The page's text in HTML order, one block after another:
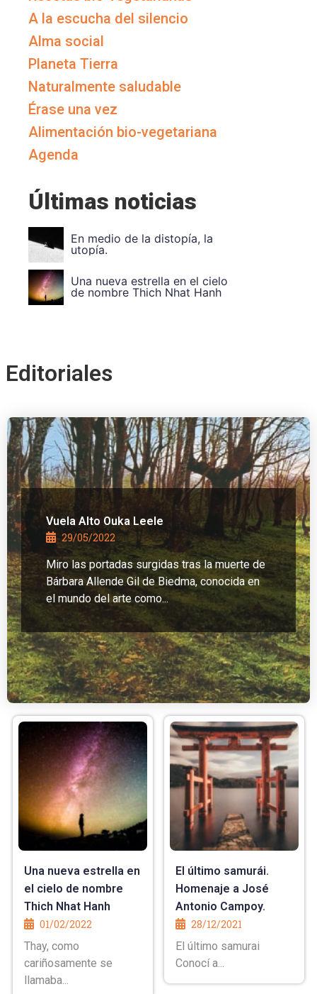
A la escucha del silencio
Alma social
Planeta Tierra
Naturalmente saludable
Érase una vez
Alimentación bio-vegetariana
Agenda
Últimas noticias
Vuela Alto Ouka Leele
Divide et impera. Unidad en
la diversidad
Editoriales
Vuela Alto Ouka Leele
29/05/2022
Miro las portadas surgidas tras la muerte de
Bárbara Allende Gil de Biedma, conocida en
el mundo del arte como...
Una nueva estrella en
el cielo de nombre
Thich Nhat Hanh
01/02/2022
Thay, como
cariñosamente se
llamaba...
El último samurái.
Homenaje a José
Antonio Campoy.
28/12/2021
El último samurai
Conocí a...